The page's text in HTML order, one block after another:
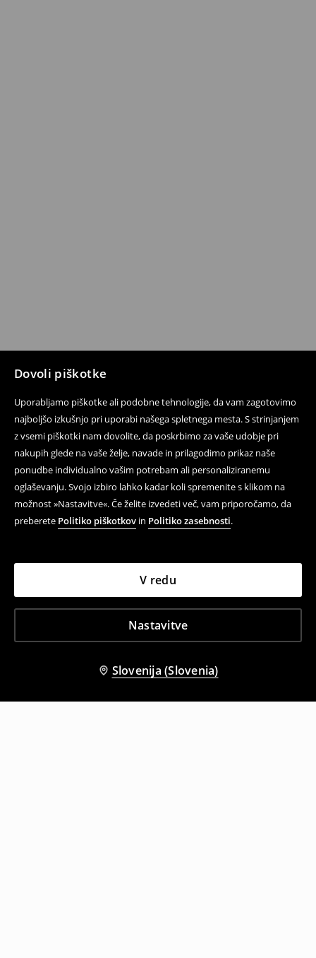
Dovoli piškotke
Uporabljamo piškotke ali podobne tehnologije, da vam zagotovimo
najboljšo izkušnjo pri uporabi našega spletnega mesta. S strinjanjem
z vsemi piškotki nam dovolite, da poskrbimo za vaše udobje pri
nakupih glede na vaše želje, navade in prilagodimo prikaz naše
ponudbe individualno vašim potrebam ali personaliziranemu
oglaševanju. Svojo izbiro lahko kadar koli spremenite s klikom na
možnost »Nastavitve«. Če želite izvedeti več, vam priporočamo, da
preberete Politiko piškotkov in Politiko zasebnosti.
Nastavitve
V redu
Slovenija (Slovenia)